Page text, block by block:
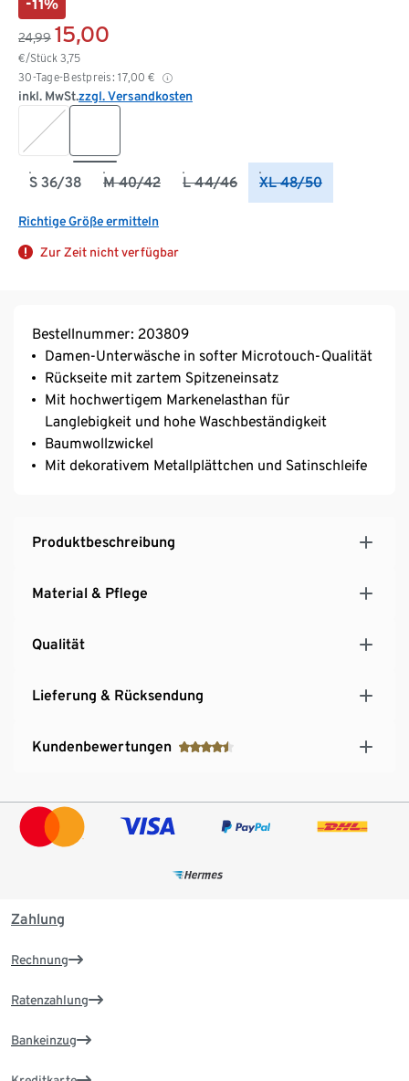
-11%
24,99 15,00
€/Stück 3,75
30-Tage-Bestpreis: 17,00 €
inkl. MwSt.zzgl. Versandkosten
S 36/38 M 40/42 L 44/46 XL 48/50
Richtige Größe ermitteln
Zur Zeit nicht verfügbar
Bestellnummer: 203809
Damen-Unterwäsche in softer Microtouch-Qualität
Rückseite mit zartem Spitzeneinsatz
Mit hochwertigem Markenelasthan für
Langlebigkeit und hohe Waschbeständigkeit
Baumwollzwickel
Mit dekorativem Metallplättchen und Satinschleife
Produktbeschreibung
Material & Pflege
Qualität
Lieferung & Rücksendung
Kundenbewertungen
Zahlung
Rechnung
Ratenzahlung
Bankeinzug